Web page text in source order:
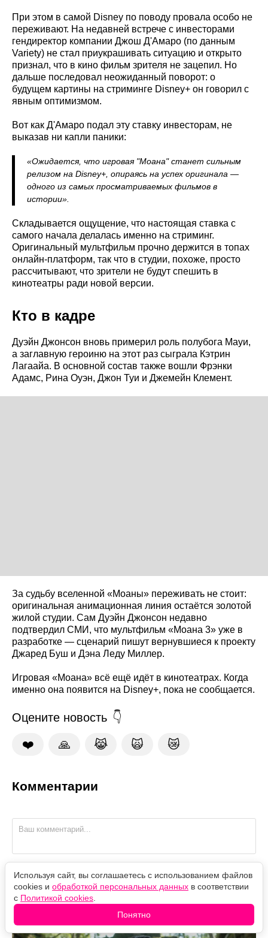
При этом в самой Disney по поводу провала особо не
переживают. На недавней встрече с инвесторами
гендиректор компании Джош Д'Амаро (по данным
Variety) не стал приукрашивать ситуацию и открыто
признал, что в кино фильм зрителя не зацепил. Но
дальше последовал неожиданный поворот: о
будущем картины на стриминге Disney+ он говорил с
явным оптимизмом.
Вот как Д'Амаро подал эту ставку инвесторам, не
выказав ни капли паники:
«Ожидается, что игровая "Моана" станет сильным
релизом на Disney+, опираясь на успех оригинала —
одного из самых просматриваемых фильмов в
истории».
Складывается ощущение, что настоящая ставка с
самого начала делалась именно на стриминг.
Оригинальный мультфильм прочно держится в топах
онлайн-платформ, так что в студии, похоже, просто
рассчитывают, что зрители не будут спешить в
кинотеатры ради новой версии.
Кто в кадре
Дуэйн Джонсон вновь примерил роль полубога Мауи,
а заглавную героиню на этот раз сыграла Кэтрин
Лагаайа. В основной состав также вошли Фрэнки
Адамс, Рина Оуэн, Джон Туи и Джемейн Клемент.
За судьбу вселенной «Моаны» переживать не стоит:
оригинальная анимационная линия остаётся золотой
жилой студии. Сам Дуэйн Джонсон недавно
подтвердил СМИ, что мультфильм «Моана 3» уже в
разработке — сценарий пишут вернувшиеся к проекту
Джаред Буш и Дэна Леду Миллер.
Игровая «Моана» всё ещё идёт в кинотеатрах. Когда
именно она появится на Disney+, пока не сообщается.
Оцените новость
❤️ 🙏 😹 🙀 😿
Комментарии
Продолжение "Шан-Чи" заморозили не просто так:
режиссёр честно признал — у Marvel всё пошло под
Используя сайт, вы соглашаетесь с использованием файлов
cookies и обработкой персональных данных в соответствии
с Политикой cookies
Понятно